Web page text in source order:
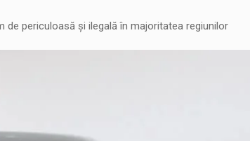
periculoasă și ilegală în majoritatea regiunilor